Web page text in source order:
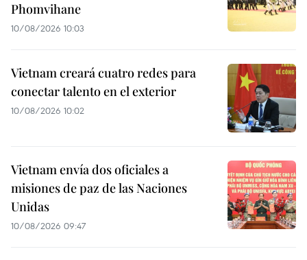
Phomvihane
10/08/2026 10:03
Vietnam creará cuatro redes para
conectar talento en el exterior
10/08/2026 10:02
Vietnam envía dos oficiales a
misiones de paz de las Naciones
Unidas
10/08/2026 09:47